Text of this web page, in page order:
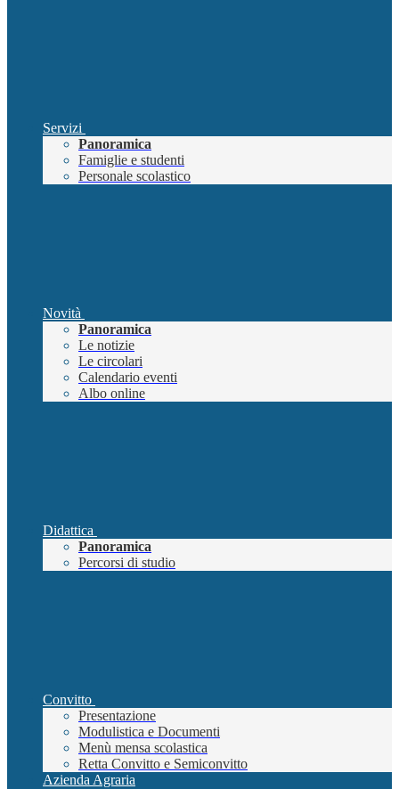
Servizi
Panoramica
Famiglie e studenti
Personale scolastico
Novità
Panoramica
Le notizie
Le circolari
Calendario eventi
Albo online
Didattica
Panoramica
Percorsi di studio
Convitto
Presentazione
Modulistica e Documenti
Menù mensa scolastica
Retta Convitto e Semiconvitto
Azienda Agraria